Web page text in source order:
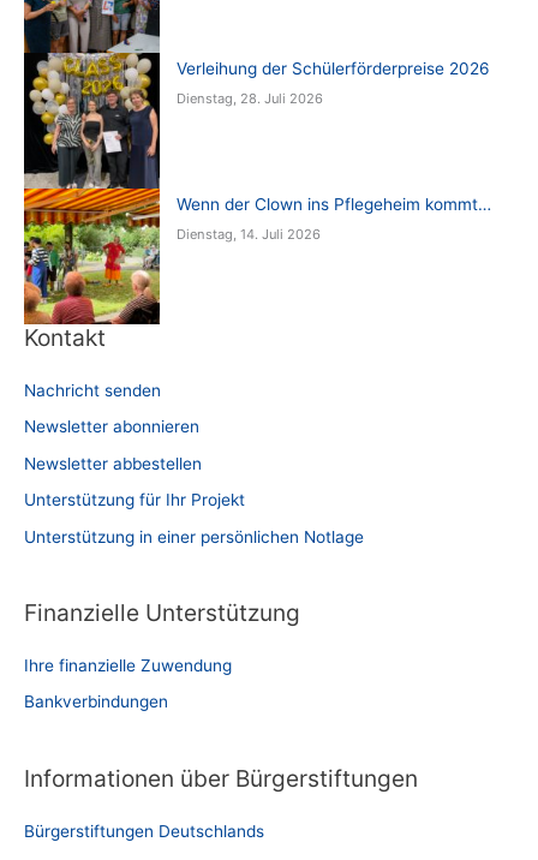
Verleihung der Schülerförderpreise 2026
Dienstag, 28. Juli 2026
Wenn der Clown ins Pflegeheim kommt…
Dienstag, 14. Juli 2026
Kontakt
Nachricht senden
Newsletter abonnieren
Newsletter abbestellen
Unterstützung für Ihr Projekt
Unterstützung in einer persönlichen Notlage
Finanzielle Unterstützung
Ihre finanzielle Zuwendung
Bankverbindungen
Informationen über Bürgerstiftungen
Bürgerstiftungen Deutschlands